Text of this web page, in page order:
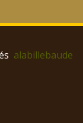
alabillebaude